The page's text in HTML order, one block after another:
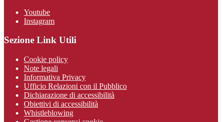
Youtube
Instagram
Sezione Link Utili
Cookie policy
Note legali
Informativa Privacy
Ufficio Relazioni con il Pubblico
Dichiarazione di accessibilità
Obiettivi di accessibilità
Whistleblowing